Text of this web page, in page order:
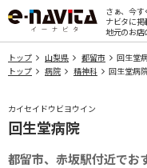
さぁ、今す
ナビタに掲
地元のお店
トップ 山梨県 都留市
回生堂
トップ
病院 精神科 回生堂病
カイセイドウビヨウイン
回生堂病院
都留市、赤坂駅付近でお